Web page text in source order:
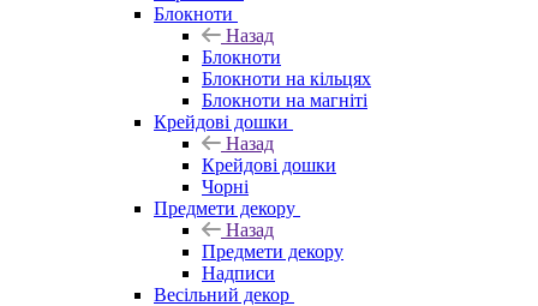
Блокноти
Назад
Блокноти
Блокноти на кільцях
Блокноти на магніті
Крейдові дошки
Назад
Крейдові дошки
Чорні
Предмети декору
Назад
Предмети декору
Надписи
Весільний декор